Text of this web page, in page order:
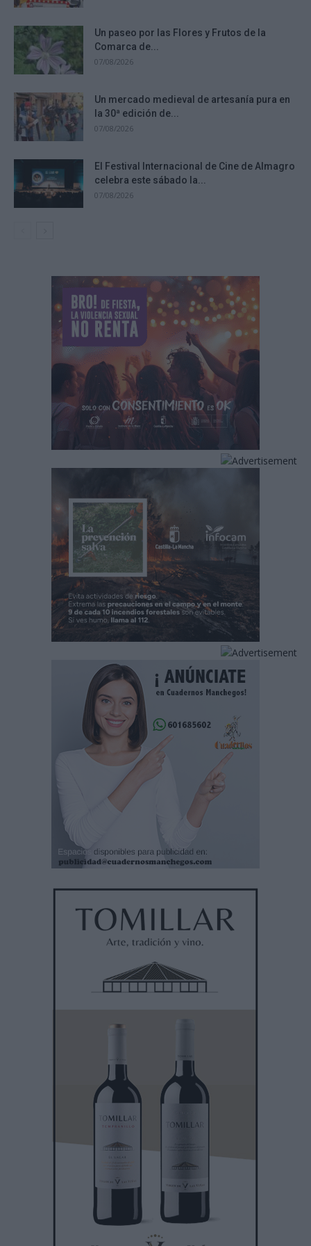
Un paseo por las Flores y Frutos de la
Comarca de...
07/08/2026
Un mercado medieval de artesanía pura en
la 30ª edición de...
07/08/2026
El Festival Internacional de Cine de Almagro
celebra este sábado la...
07/08/2026